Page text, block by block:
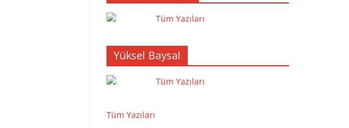
Tüm Yazıları
Yüksel Baysal
Tüm Yazıları
Tüm Yazıları